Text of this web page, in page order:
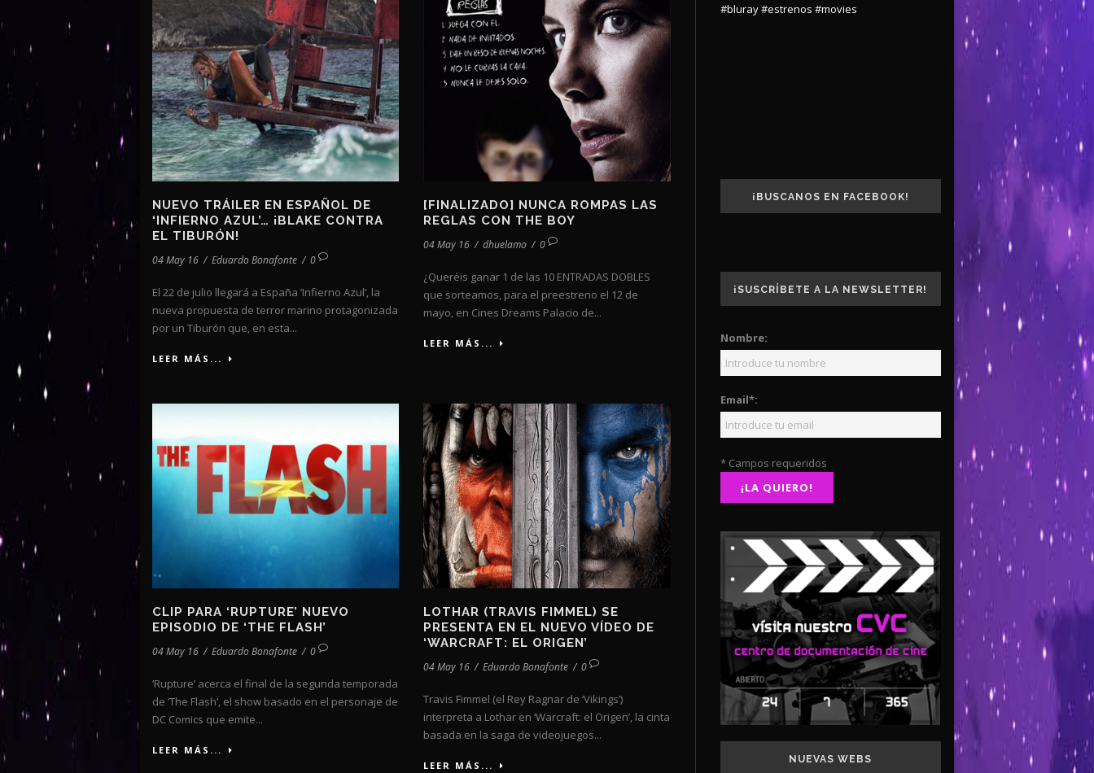
NUEVO TRÁILER EN ESPAÑOL DE
‘INFIERNO AZUL’… ¡BLAKE CONTRA
EL TIBURÓN!
04 May 16 / Eduardo Bonafonte / 0
El 22 de julio llegará a España ‘Infierno Azul’, la
nueva propuesta de terror marino protagonizada
por un Tiburón que, en esta...
LEER MÁS...
[FINALIZADO] NUNCA ROMPAS LAS
REGLAS CON THE BOY
04 May 16 / dhuelamo / 0
¿Queréis ganar 1 de las 10 ENTRADAS DOBLES
que sorteamos, para el preestreno el 12 de
mayo, en Cines Dreams Palacio de...
LEER MÁS...
CLIP PARA ‘RUPTURE’ NUEVO
EPISODIO DE ‘THE FLASH’
04 May 16 / Eduardo Bonafonte / 0
‘Rupture’ acerca el final de la segunda temporada
de ‘The Flash’, el show basado en el personaje de
DC Comics que emite...
LEER MÁS...
LOTHAR (TRAVIS FIMMEL) SE
PRESENTA EN EL NUEVO VÍDEO DE
‘WARCRAFT: EL ORIGEN’
04 May 16 / Eduardo Bonafonte / 0
Travis Fimmel (el Rey Ragnar de ‘Vikings’)
interpreta a Lothar en ‘Warcraft: el Origen’, la cinta
basada en la saga de videojuegos...
LEER MÁS...
#bluray#estrenos #movies
¡BUSCANOS EN FACEBOOK!
¡SUSCRÍBETE A LA NEWSLETTER!
Nombre:
Email*:
* Campos requeridos
NUEVAS WEBS